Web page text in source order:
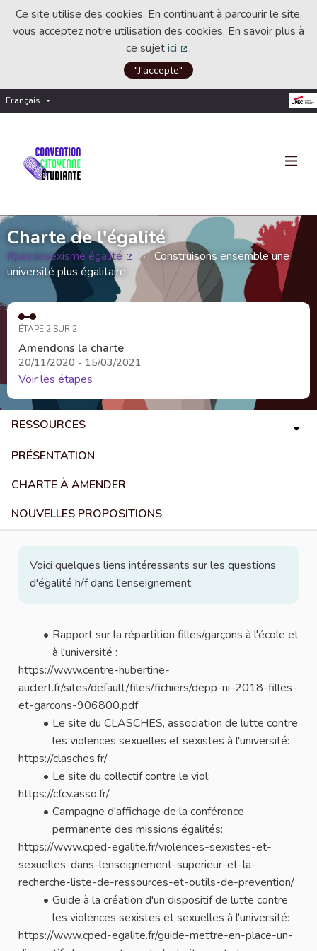
Ce site utilise des cookies. En continuant à parcourir le site,
vous acceptez notre utilisation des cookies. En savoir plus à
ce sujetici
(Lien externe)
.
"J'accepte"
Français Choisir la langue
Charte de l'égalité
#pasdesexisme égalité
(Lien externe)
Construisons ensemble une
université plus égalitaire
ÉTAPE 2 SUR 2
Amendons la charte
20/11/2020 - 15/03/2021
Voir les étapes
RESSOURCES
PRÉSENTATION
CHARTE À AMENDER
NOUVELLES PROPOSITIONS
Voici quelques liens intéressants sur les questions
d'égalité h/f dans l'enseignement:
Rapport sur la répartition filles/garçons à l'école et
à l'université :
https://www.centre-hubertine-
auclert.fr/sites/default/files/fichiers/depp-ni-2018-filles-
et-garcons-906800.pdf
Le site du CLASCHES, association de lutte contre
les violences sexuelles et sexistes à l'université:
https://clasches.fr/
Le site du collectif contre le viol:
https://cfcv.asso.fr/
Campagne d'affichage de la conférence
permanente des missions égalités:
https://www.cped-egalite.fr/violences-sexistes-et-
sexuelles-dans-lenseignement-superieur-et-la-
recherche-liste-de-ressources-et-outils-de-prevention/
Guide à la création d'un dispositif de lutte contre
les violences sexistes et sexuelles à l'université:
https://www.cped-egalite.fr/guide-mettre-en-place-un-